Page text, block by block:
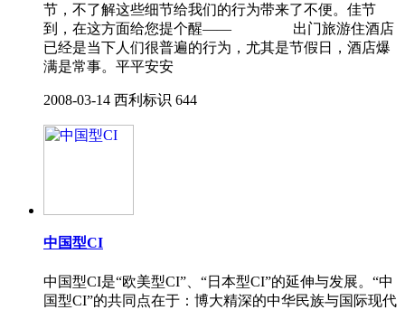
节，不了解这些细节给我们的行为带来了不便。佳节
到，在这方面给您提个醒—— 出门旅游住酒店
已经是当下人们很普遍的行为，尤其是节假日，酒店爆
满是常事。平平安安
2008-03-14 西利标识 644
中国型CI
中国型CI是“欧美型CI”、“日本型CI”的延伸与发展。“中
国型CI”的共同点在于：博大精深的中华民族与国际现代